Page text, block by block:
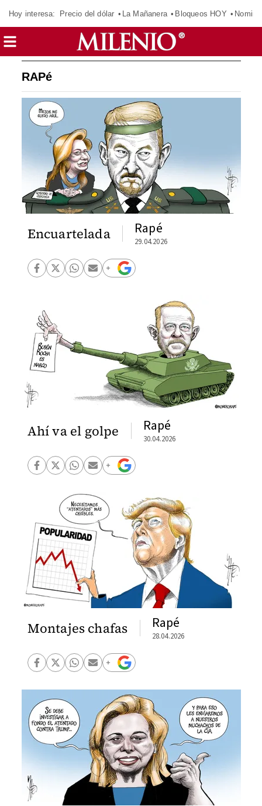
Hoy interesa: Precio del dólar La Mañanera Bloqueos HOY
RAPé
Encuartelada Rapé
29.04.2026
Ahí va el golpe Rapé
30.04.2026
Montajes chafas Rapé
28.04.2026